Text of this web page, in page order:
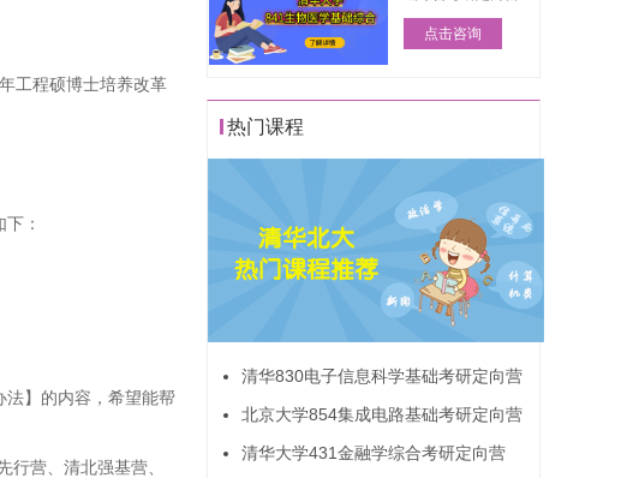
工程硕博士培养改革
：
法】的内容，希望能帮
营、清北强基营、
点击咨询
热门课程
清华830电子信息科学基础考研定向营
北京大学854集成电路基础考研定向营
清华大学431金融学综合考研定向营